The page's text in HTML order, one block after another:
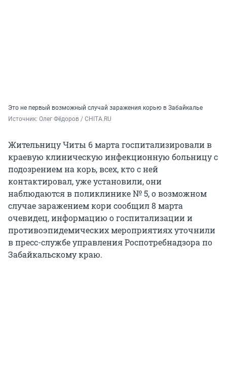
Это не первый возможный случай заражения корью в Забайкалье
Источник: Олег Фёдоров / CHITA.RU
Жительницу Читы 6 марта госпитализировали в
краевую клиническую инфекционную больницу с
подозрением на корь, всех, кто с ней
контактировал, уже установили, они
наблюдаются в поликлинике № 5, о возможном
случае заражением кори сообщил 8 марта
очевидец, информацию о госпитализации и
противоэпидемических мероприятиях уточнили
в пресс-службе управления Роспотребнадзора по
Забайкальскому краю.